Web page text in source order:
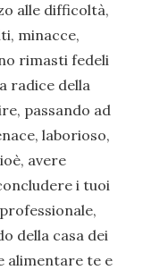
alle difficoltà,
minacce,
rimasti fedeli
radice della
passando ad
laborioso,
avere
i tuoi
della casa dei
alimentare te e